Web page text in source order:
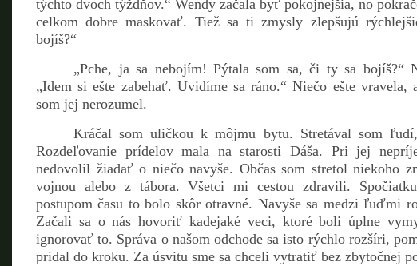
týchto dvoch týždňov.“ Wendy začala byť pokojnejšia, no
celkom dobre maskovať. Tiež sa ti zmysly zlepšujú
bojíš?“
„Pche, ja sa nebojím! Pýtala som sa, či ty sa bojíš?“
„Idem si ešte zabehať. Uvidíme sa ráno.“ Niečo ešte
som jej nerozumel.
Kráčal som uličkou k môjmu bytu. Stretával som
Rozdeľovanie prídelov mala na starosti Dáša. Pri jej
nedovolil žiadať o niečo navyše. Občas som stretol niekoho
vojnou alebo z tábora. Všetci mi cestou zdravili.
postupom času to bolo skôr otravné. Navyše sa medzi ľuďmi
Začali sa o nás hovoriť kadejaké veci, ktoré boli úplne
ignorovať to. Správa o našom odchode sa isto rýchlo rozšíri,
pridal do kroku. Za úsvitu sme sa chceli vytratiť bez zbytočnej